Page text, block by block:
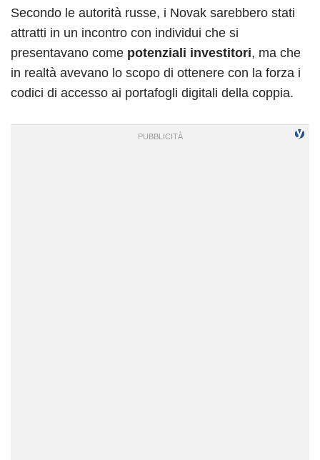
Secondo le autorità russe, i Novak sarebbero stati
attratti in un incontro con individui che si
presentavano come potenziali investitori, ma che
in realtà avevano lo scopo di ottenere con la forza i
codici di accesso ai portafogli digitali della coppia.